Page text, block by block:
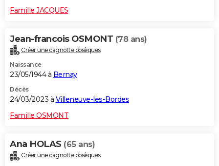
Famille JACQUES
Jean-francois OSMONT (78 ans)
Créer une cagnotte obsèques
Naissance
23/05/1944 à Bernay
Décès
24/03/2023 à Villeneuve-les-Bordes
Famille OSMONT
Ana HOLAS (65 ans)
Créer une cagnotte obsèques